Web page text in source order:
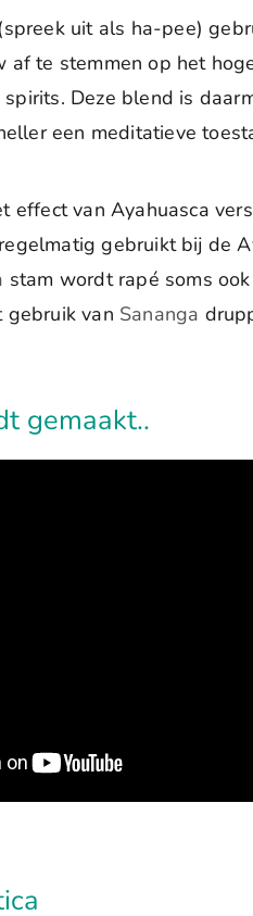
uit als ha-pee)
af te stemmen op het
Deze blend is
een meditatieve
effect van Ayahuasca
gebruikt bij de
stam wordt rapé soms
gebruik van Sananga
gemaakt..